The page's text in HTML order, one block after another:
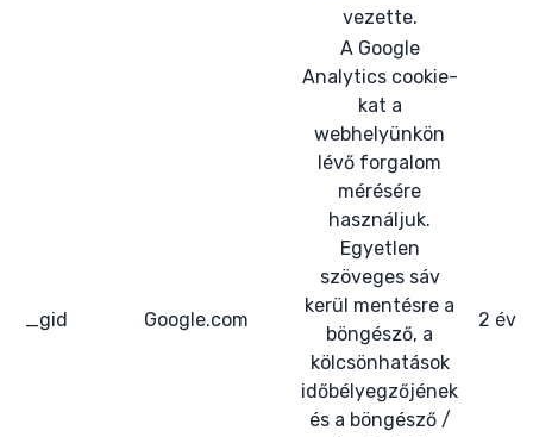
vezette.
_gid Google.com
A Google
Analytics cookie-
kat a
webhelyünkön
lévő forgalom
mérésére
használjuk.
Egyetlen
szöveges sáv
kerül mentésre a
böngésző, a
kölcsönhatások
időbélyegzőjének
és a böngésző /
2 év